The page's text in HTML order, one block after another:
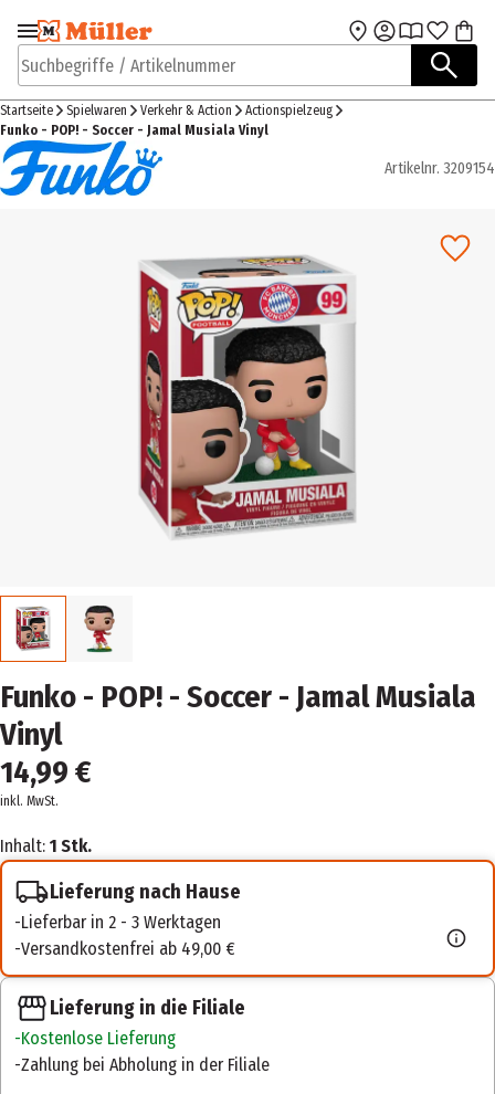
Zur Navigation
springen
Zum Hauptinhalt
Suchbegriffe / Artikelnummer
Startseite Spielwaren Verkehr & Action
Actionspielzeug
Funko - POP! - Soccer - Jamal Musiala Vinyl
Artikelnr. 3209154
Funko - POP! - Soccer - Jamal Musiala
Vinyl
14,99 €
inkl. MwSt.
Inhalt: 1 Stk.
Lieferung nach Hause
Lieferbar in 2 - 3 Werktagen
Versandkostenfrei ab 49,00 €
Lieferung in die Filiale
Kostenlose Lieferung
Zahlung bei Abholung in der Filiale